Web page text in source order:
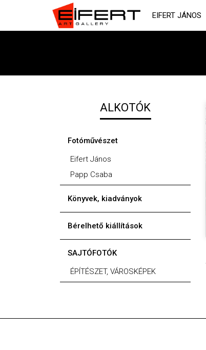
EIFERT JÁNOS
ALKOTÓK
Fotóművészet
Eifert János
Papp Csaba
Könyvek, kiadványok
Bérelhető kiállítások
SAJTÓFOTÓK
ÉPÍTÉSZET, VÁROSKÉPEK